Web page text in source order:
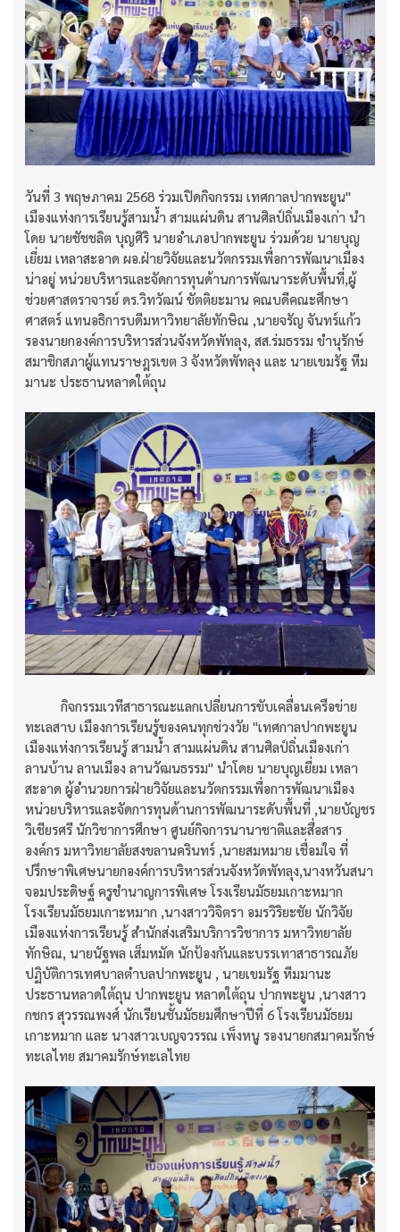
วันที่ 3 พฤษภาคม 2568 ร่วมเปิดกิจกรรม เทศกาลปากพะยูน"
เมืองแห่งการเรียนรู้สามน้ำ สามแผ่นดิน สานศิลป์ถิ่นเมืองเก่า นำ
โดย นายชัชชลิต บุญศิริ นายอำเภอปากพะยูน ร่วมด้วย นายบุญ
เยี่ยม เหลาสะอาด ผอ.ฝ่ายวิจัยและนวัตกรรมเพื่อการพัฒนาเมือง
น่าอยู่ หน่วยบริหารและจัดการทุนด้านการพัฒนาระดับพื้นที่,ผู้
ช่วยศาสตราจารย์ ดร.วิทวัฒน์ ขัตติยะมาน คณบดีคณะศึกษา
ศาสตร์ แทนอธิการบดีมหาวิทยาลัยทักษิณ ,นายจรัญ จันทร์แก้ว
รองนายกองค์การบริหารส่วนจังหวัดพัทลุง, สส.ร่มธรรม ขำนุรักษ์
สมาชิกสภาผู้แทนราษฎรเขต 3 จังหวัดพัทลุง และ นายเขมรัฐ หีม
มานะ ประธานหลาดใต้ถุน
กิจกรรมเวทีสาธารณะแลกเปลี่ยนการขับเคลื่อนเครือข่าย
ทะเลสาบ เมืองการเรียนรู้ของคนทุกช่วงวัย "เทศกาลปากพะยูน
เมืองแห่งการเรียนรู้ สามน้ำ สามแผ่นดิน สานศิลป์ถิ่นเมืองเก่า
ลานบ้าน ลานเมือง ลานวัฒนธรรม" นำโดย นายบุญเยี่ยม เหลา
สะอาด ผู้อำนวยการฝ่ายวิจัยและนวัตกรรมเพื่อการพัฒนาเมือง
หน่วยบริหารและจัดการทุนด้านการพัฒนาระดับพื้นที่ ,นายบัญชร
วิเชียรศรี นักวิชาการศึกษา ศูนย์กิจการนานาชาติและสื่อสาร
องค์กร มหาวิทยาลัยสงขลานครินทร์ ,นายสมหมาย เชื่อมใจ ที่
ปรึกษาพิเศษนายกองค์การบริหารส่วนจังหวัดพัทลุง,นางหวันสนา
จอมประดิษฐ์ ครูชำนาญการพิเศษ โรงเรียนมัธยมเกาะหมาก
โรงเรียนมัธยมเกาะหมาก ,นางสาววิจิตรา อมรวิริยะชัย นักวิจัย
เมืองแห่งการเรียนรู้ สำนักส่งเสริมบริการวิชาการ มหาวิทยาลัย
ทักษิณ, นายนัฐพล เส็มหมัด นักป้องกันและบรรเทาสาธารณภัย
ปฏิบัติการเทศบาลตำบลปากพะยูน , นายเขมรัฐ หีมมานะ
ประธานหลาดใต้ถุน ปากพะยูน หลาดใต้ถุน ปากพะยูน ,นางสาว
กชกร สุวรรณพงศ์ นักเรียนชั้นมัธยมศึกษาปีที่ 6 โรงเรียนมัธยม
เกาะหมาก และ นางสาวเบญจวรรณ เพ็งหนู รองนายกสมาคมรักษ์
ทะเลไทย สมาคมรักษ์ทะเลไทย